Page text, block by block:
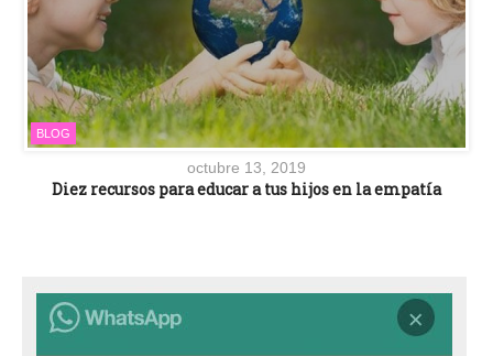
BLOG
octubre 13, 2019
Diez recursos para educar a tus hijos en la empatía